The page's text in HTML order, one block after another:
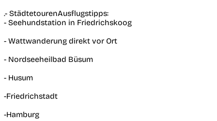
.- StädtetourenAusflugstipps:
- Seehundstation in Friedrichskoog
- Wattwanderung direkt vor Ort
- Nordseeheilbad Büsum
- Husum
-Friedrichstadt
-Hamburg